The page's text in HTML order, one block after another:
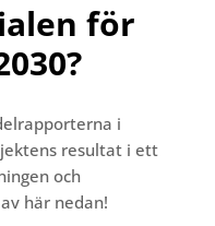
för
i
resultat i ett
och
här nedan!